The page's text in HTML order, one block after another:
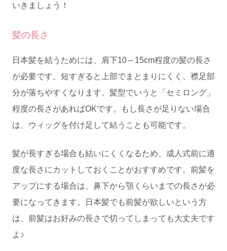
いきましょう！
髪の長さ
日本髪を結うためには、肩下10～15cm程度の髪の長さ
が必要です。短すぎると上部でまとまりにくく、襟足部
分が落ちやすくなります。髪型でいうと「セミロング」
程度の長さがあればOKです。もし長さが足りない場合
は、ウィッグを付け足して結うことも可能です。
髪が長すぎる場合も結いにくくなるため、成人式前に適
度な長さにカットしておくことがおすすめです。前髪を
アップにする場合は、鼻下から顎くらいまでの長さが必
要になってきます。日本髪でも前髪が欲しいという方
は、前髪はお好みの長さで切ってしまっても大丈夫です
よ♪